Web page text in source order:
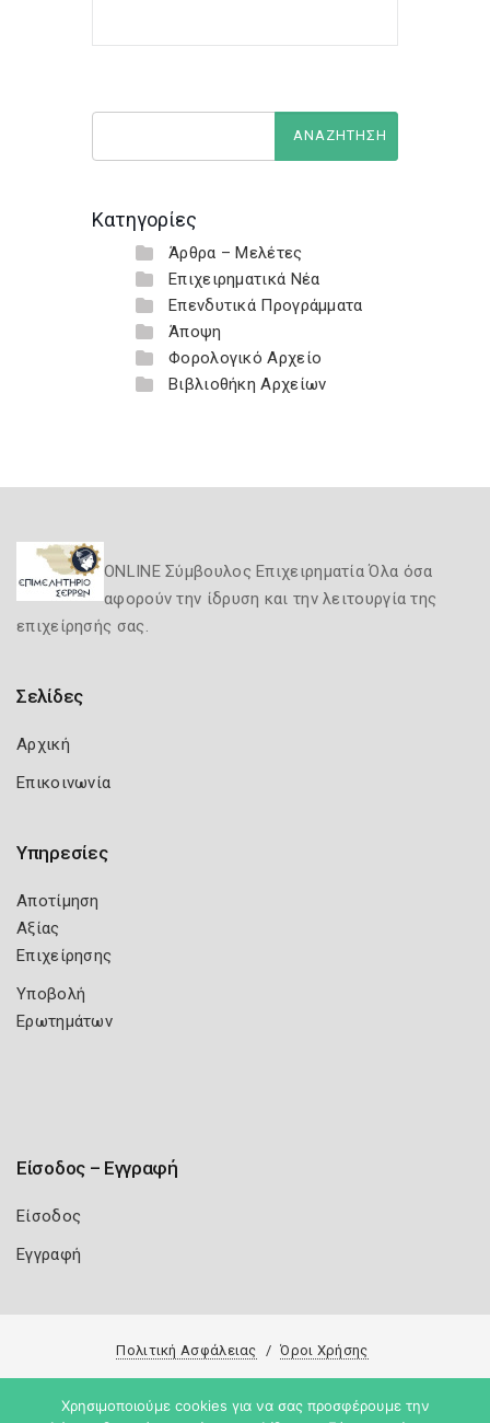
Κατηγορίες
Άρθρα – Μελέτες
Επιχειρηματικά Νέα
Επενδυτικά Προγράμματα
Άποψη
Φορολογικό Αρχείο
Βιβλιοθήκη Αρχείων
ONLINE Σύμβουλος Επιχειρηματία Όλα όσα
αφορούν την ίδρυση και την λειτουργία της
επιχείρησής σας.
Σελίδες
Αρχική
Επικοινωνία
Υπηρεσίες
Αποτίμηση
Αξίας
Επιχείρησης
Υποβολή
Ερωτημάτων
Είσοδος – Εγγραφή
Είσοδος
Εγγραφή
Πολιτική Ασφάλειας Όροι Χρήσης
Copyright 2026 Knowledge A.E.
Χρησιμοποιούμε cookies για να σας προσφέρουμε την